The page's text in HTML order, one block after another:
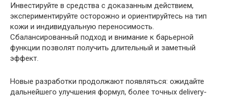
Инвестируйте в средства с доказанным действием,
экспериментируйте осторожно и ориентируйтесь на тип
кожи и индивидуальную переносимость.
Сбалансированный подход и внимание к барьерной
функции позволят получить длительный и заметный
эффект.
Новые разработки продолжают появляться: ожидайте
дальнейшего улучшения формул, более точных delivery-